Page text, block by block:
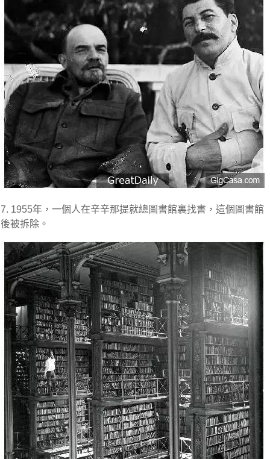
7. 1955年，一個人在辛辛那提就總圖書館裏找書，這個圖書館
後被拆除。